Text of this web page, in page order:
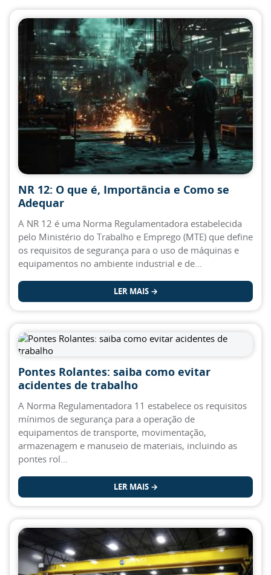
NR 12: O que é, Importância e Como se
Adequar
A NR 12 é uma Norma Regulamentadora estabelecida
pelo Ministério do Trabalho e Emprego (MTE) que define
os requisitos de segurança para o uso de máquinas e
equipamentos no ambiente industrial e de...
LER MAIS →
Pontes Rolantes: saiba como evitar
acidentes de trabalho
A Norma Regulamentadora 11 estabelece os requisitos
mínimos de segurança para a operação de
equipamentos de transporte, movimentação,
armazenagem e manuseio de materiais, incluindo as
pontes rol...
LER MAIS →